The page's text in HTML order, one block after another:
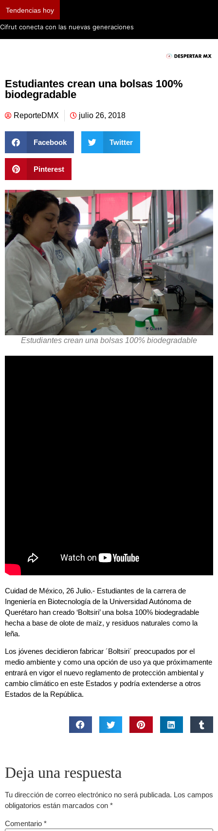
Tendencias hoy
Cifrut conecta con las nuevas generaciones
Estudiantes crean una bolsas 100%
biodegradable
ReporteDMX julio 26, 2018
Facebook Twitter
Pinterest
Estudiantes crean una bolsas 100% biodegradable
Cuidad de México, 26 Julio.- Estudiantes de la carrera de
Ingeniería en Biotecnología de la Universidad Autónoma de
Querétaro han creado ‘Boltsiri’ una bolsa 100% biodegradable
hecha a base de olote de maíz, y residuos naturales como la
leña.
Los jóvenes decidieron fabricar ´Boltsiri´ preocupados por el
medio ambiente y como una opción de uso ya que próximamente
entrará en vigor el nuevo reglamento de protección ambiental y
cambio climático en este Estados y podría extenderse a otros
Estados de la República.
Deja una respuesta
Tu dirección de correo electrónico no será publicada. Los campos
obligatorios están marcados con *
Comentario *